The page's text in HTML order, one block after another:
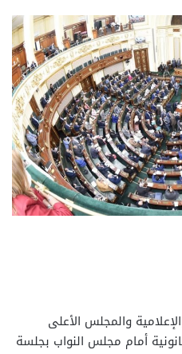
والمجلس الأعلى
أمام مجلس النواب بجلسة